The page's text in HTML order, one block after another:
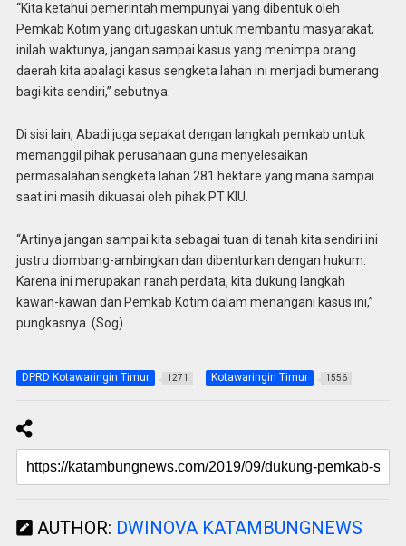
“Kita ketahui pemerintah mempunyai yang dibentuk oleh
Pemkab Kotim yang ditugaskan untuk membantu masyarakat,
inilah waktunya, jangan sampai kasus yang menimpa orang
daerah kita apalagi kasus sengketa lahan ini menjadi bumerang
bagi kita sendiri,” sebutnya.
Di sisi lain, Abadi juga sepakat dengan langkah pemkab untuk
memanggil pihak perusahaan guna menyelesaikan
permasalahan sengketa lahan 281 hektare yang mana sampai
saat ini masih dikuasai oleh pihak PT KIU.
“Artinya jangan sampai kita sebagai tuan di tanah kita sendiri ini
justru diombang-ambingkan dan dibenturkan dengan hukum.
Karena ini merupakan ranah perdata, kita dukung langkah
kawan-kawan dan Pemkab Kotim dalam menangani kasus ini,”
pungkasnya. (Sog)
DPRD Kotawaringin Timur 1271 Kotawaringin Timur 1556
AUTHOR: DWINOVA KATAMBUNGNEWS